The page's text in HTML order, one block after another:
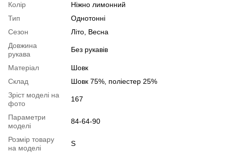
Колір
Ніжно лимонний
Тип
Однотонні
Сезон
Літо, Весна
Довжина
рукава
Без рукавів
Матеріал
Шовк
Склад
Шовк 75%, поліестер 25%
Зріст моделі на
фото
167
Параметри
моделі
84-64-90
Розмір товару
на моделі
S